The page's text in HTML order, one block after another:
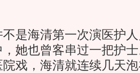
海清第一次演医护人
她也曾客串过一把护
戏，海清就连续几天